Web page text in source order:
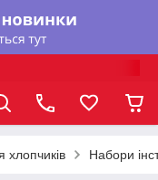
хлопчиків Набори